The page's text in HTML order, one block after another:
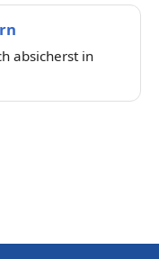
absicherst in